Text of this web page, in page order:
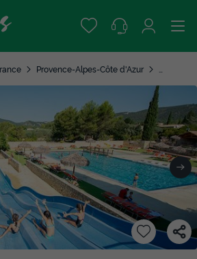
Provence-Alpes-Côte d'Azur